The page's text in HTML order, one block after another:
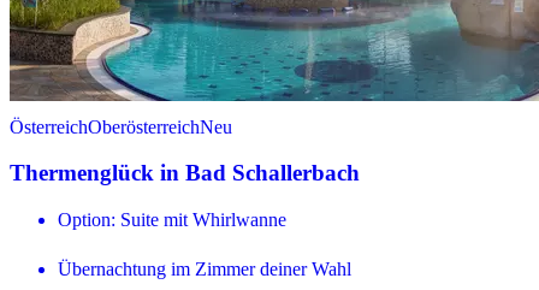
ÖsterreichOberösterreichNeu
Thermenglück in Bad Schallerbach
Option: Suite mit Whirlwanne
Übernachtung im Zimmer deiner Wahl